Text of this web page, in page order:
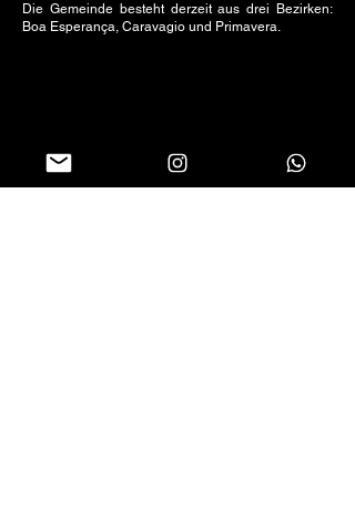
Die Gemeinde besteht derzeit aus drei Bezirken:
Boa Esperança, Caravagio und Primavera.
Folgen Sie uns in sozialen Netzwerken